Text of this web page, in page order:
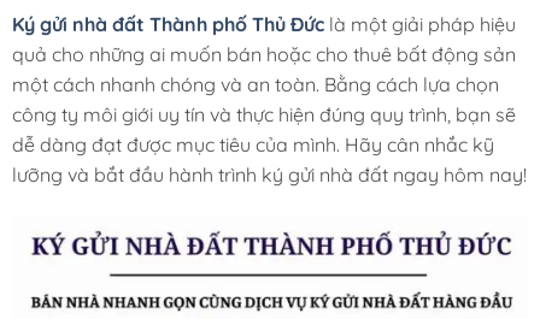
Ký gửi nhà đất Thành phố Thủ Đức là một giải pháp hiệu
quả cho những ai muốn bán hoặc cho thuê bất động sản
một cách nhanh chóng và an toàn. Bằng cách lựa chọn
công ty môi giới uy tín và thực hiện đúng quy trình, bạn sẽ
dễ dàng đạt được mục tiêu của mình. Hãy cân nhắc kỹ
lưỡng và bắt đầu hành trình ký gửi nhà đất ngay hôm nay!